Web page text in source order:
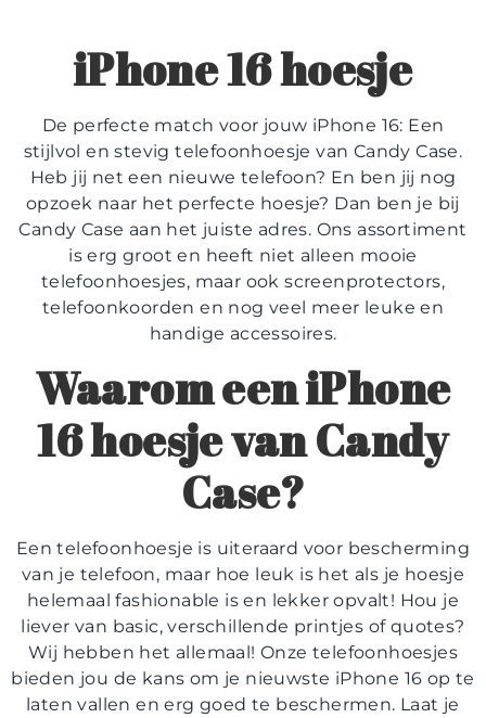
iPhone 16 hoesje
De perfecte match voor jouw iPhone 16: Een
stijlvol en stevig telefoonhoesje van Candy Case.
Heb jij net een nieuwe telefoon? En ben jij nog
opzoek naar het perfecte hoesje? Dan ben je bij
Candy Case aan het juiste adres. Ons assortiment
is erg groot en heeft niet alleen mooie
telefoonhoesjes, maar ook screenprotectors,
telefoonkoorden en nog veel meer leuke en
handige accessoires.
Waarom een iPhone
16 hoesje van Candy
Case?
Een telefoonhoesje is uiteraard voor bescherming
van je telefoon, maar hoe leuk is het als je hoesje
helemaal fashionable is en lekker opvalt! Hou je
liever van basic, verschillende printjes of quotes?
Wij hebben het allemaal! Onze telefoonhoesjes
bieden jou de kans om je nieuwste iPhone 16 op te
laten vallen en erg goed te beschermen. Laat je